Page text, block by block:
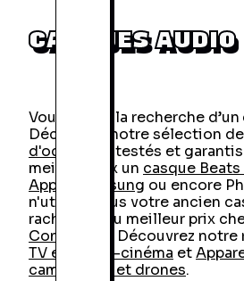
CASQUES AUDIO
Vous êtes à la recherche d’un
Découvrez notre sélection de
d'occasion
, testés et
meilleur prix un casque Beats
Apple, Samsung ou encore
n'utilisez plus votre ancien
rachetons au meilleur prix
Converters.
Découvrez notre
TV et Home-cinéma et
camescope et drones.